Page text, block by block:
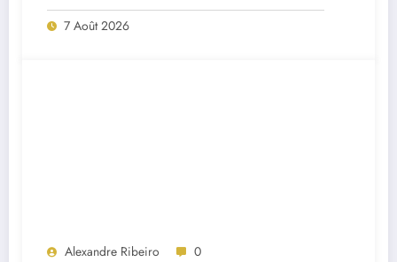
7 Août 2026
Alexandre Ribeiro 0